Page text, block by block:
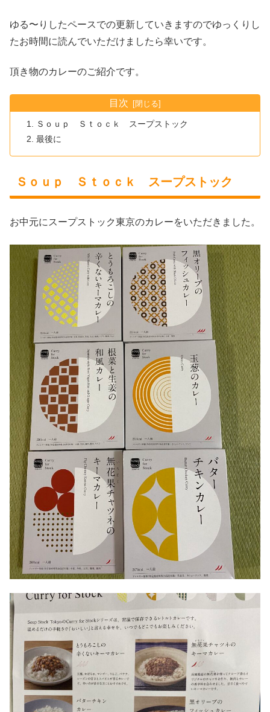
ゆる〜りしたペースでの更新していきますのでゆっくりし
たお時間に読んでいただけましたら幸いです。
頂き物のカレーのご紹介です。
目次
Ｓｏｕｐ Ｓｔｏｃｋ スープストック
最後に
Ｓｏｕｐ Ｓｔｏｃｋ スープストック
お中元にスープストック東京のカレーをいただきました。